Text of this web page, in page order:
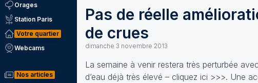
Orages
Station Paris
Votre quartier
Webcams
Nos articles
Pas de réelle
de crues
dimanche 3 novembre 2013
La semaine à venir restera très perturbée
d’eau déjà très élevé – cliquez ici >>>. Une